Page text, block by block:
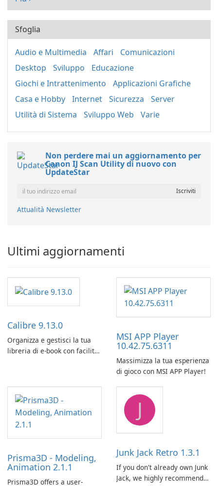
Sfoglia
Audio e Multimedia Affari
Comunicazioni
Desktop
Sviluppo
Educazione
Giochi e Intrattenimento
Applicazioni Grafiche
Casa e Hobby
Internet Sicurezza
Server
Utilità di Sistema
Sviluppo Web Varie
Non perdere mai un aggiornamento per
Canon IJ Scan Utility di nuovo con
UpdateStar
Attualità Newsletter
Ultimi aggiornamenti
Calibre 9.13.0
Organizza e gestisci la tua
libreria di e-book con facilità
MSI APP Player
10.42.75.6311
Massimizza la tua esperienza
di gioco con MSI APP Player!
Prisma3D - Modeling,
Animation 2.1.1
Prisma3D offers a user-
J
Junk Jack Retro 1.3.1
If you don't already own Junk
Jack, we highly recommend